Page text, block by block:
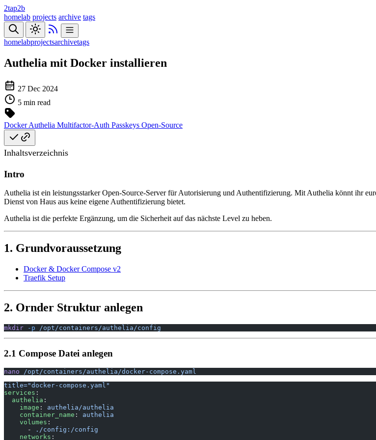
2tap2b
homelab projects archive tags
homelabprojectsarchivetags
Authelia mit Docker installieren
27 Dec 2024
5 min read
DockerAuthelia Multifactor-Auth Passkeys Open-Source
Inhaltsverzeichnis
Intro
Authelia ist ein leistungsstarker Open-Source-Server für Autorisierung und Authentifizierung. Mit Authelia könnt ihr
Dienst von Haus aus keine eigene Authentifizierung bietet.
Authelia ist die perfekte Ergänzung, um die Sicherheit auf das nächste Level zu heben.
1. Grundvoraussetzung
Docker & Docker Compose v2
Traefik Setup
2. Ornder Struktur anlegen
mkdir -p /opt/containers/authelia/config
2.1 Compose Datei anlegen
nano /opt/containers/authelia/docker-compose.yaml
title="docker-compose.yaml"
services :
  authelia
:
    image
: authelia/authelia
    container_name
: authelia
    volumes
:
      -
./config:/config
    networks
: